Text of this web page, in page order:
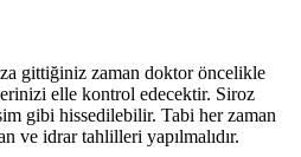
gittiğiniz zaman doktor öncelikle
elle kontrol edecektir. Siroz
gibi hissedilebilir. Tabi her zaman
ve idrar tahlilleri yapılmalıdır.